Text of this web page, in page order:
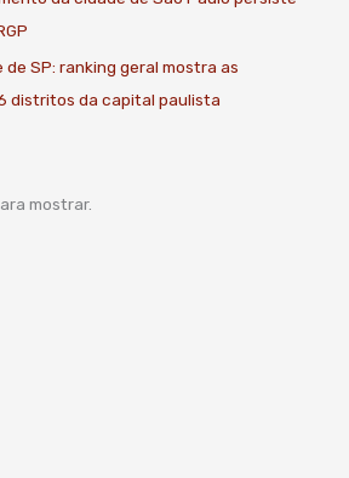
de SP: ranking geral mostra as
distritos da capital paulista
mostrar.